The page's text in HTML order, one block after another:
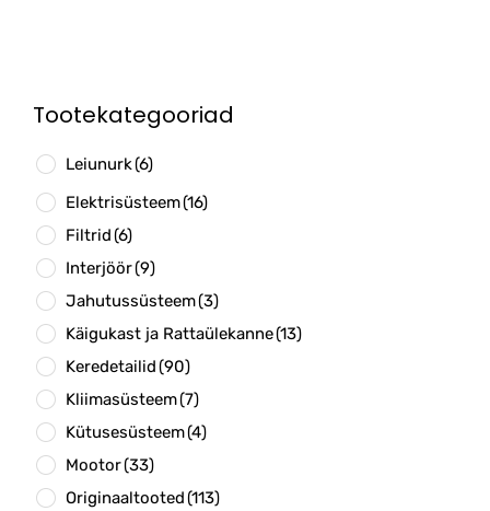
Tootekategooriad
Leiunurk(6)
Elektrisüsteem(16)
Filtrid(6)
Interjöör(9)
Jahutussüsteem(3)
Käigukast ja Rattaülekanne(13)
Keredetailid(90)
Kliimasüsteem(7)
Kütusesüsteem(4)
Mootor(33)
Originaaltooted(113)